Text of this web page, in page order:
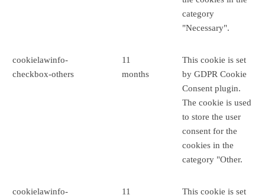
category
"Necessary".
cookielawinfo-
checkbox-others
11
months
This cookie is set
by GDPR Cookie
Consent plugin.
The cookie is used
to store the user
consent for the
cookies in the
category "Other.
cookielawinfo-
11
This cookie is set